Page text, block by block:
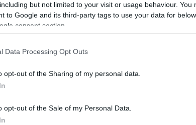
but not limited to your visit or usage behaviour. You
to Google and its third-party tags to use your data for
consent section.
Data Processing Opt Outs
opt-out of the Sharing of my personal data.
opt-out of the Sale of my Personal Data.
1929-30-tól kezdve nemcsak feldolgozta a
egyéni jegyekkel bővítette.
egyben ráirányítsa a figyelmet Kontuly Béla
mellett a kiállításon a legfontosabb "római
kedvelt műfajai, festési technikája, sablonjai is
színvonalas, modern festészettel gazdagították a